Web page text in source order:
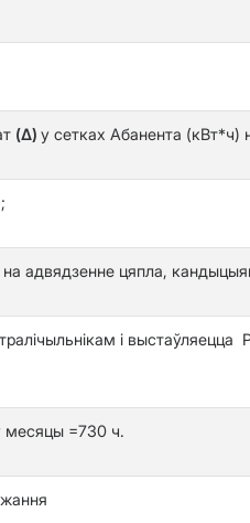
(Δ) у сетках Абанента (кВт*ч)
адвядзенне цяпла,
і
месяцы =730 ч.